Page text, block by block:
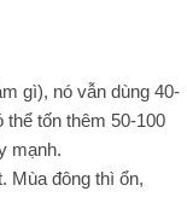
gì), nó vẫn dùng 40-
thể tốn thêm 50-100
mạnh.
Mùa đông thì ổn,